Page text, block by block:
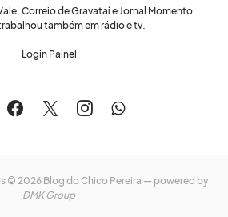
Correio de Gravataí e Jornal Momento
também em rádio e tv.
Login Painel
© 2026 Blog do Chico Pereira — powered by
DMK Group